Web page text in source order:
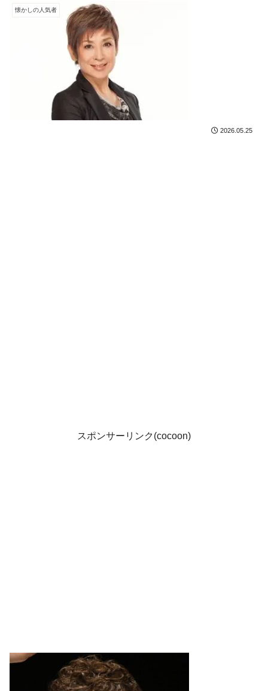
懐かしの人気者
2026.05.25
スポンサーリンク(cocoon)